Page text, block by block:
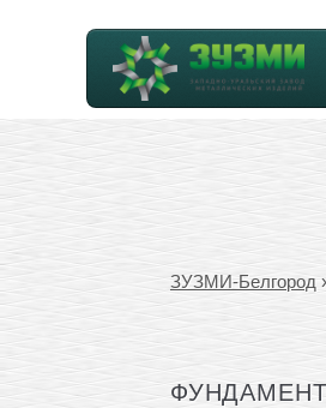
ЗУЗМИ-Белгород